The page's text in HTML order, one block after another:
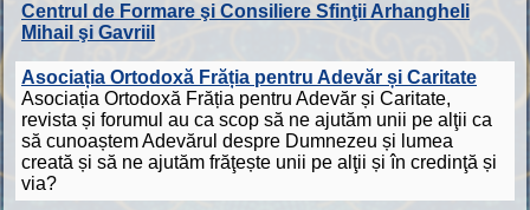
Centrul de Formare şi Consiliere Sfinţii Arhangheli
Mihail şi Gavriil
Asociația Ortodoxă Frăția pentru Adevăr și Caritate
Asociația Ortodoxă Frăția pentru Adevăr și Caritate,
revista și forumul au ca scop să ne ajutăm unii pe alţii ca
să cunoaștem Adevărul despre Dumnezeu și lumea
creată și să ne ajutăm frăţește unii pe alţii și în credinţă și
via?